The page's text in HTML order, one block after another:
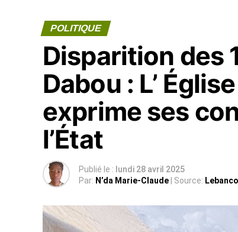
POLITIQUE
Disparition des
Dabou : L’
exprime ses
l’État
Publié le : lundi 28 avril 2025
Par: N’da Marie-Claude | Source: